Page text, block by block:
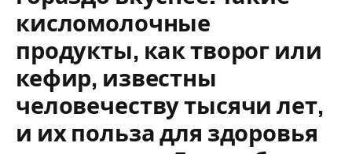
кисломолочные
продукты, как творог или
кефир, известны
человечеству тысячи лет,
и их польза для здоровья